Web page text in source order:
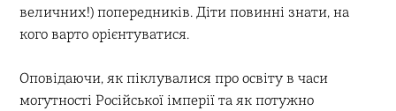
величних!) попередників. Діти повинні знати, на
кого варто орієнтуватися.
Оповідаючи, як піклувалися про освіту в часи
могутності Російської імперії та як потужно